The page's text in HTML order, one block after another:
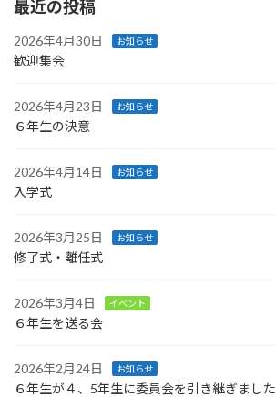
最近の投稿
2026年4月30日 お知らせ
歓迎集会
2026年4月23日 お知らせ
６年生の決意
2026年4月14日 お知らせ
入学式
2026年3月25日 お知らせ
修了式・離任式
2026年3月4日 イベント
６年生を送る会
2026年2月24日 お知らせ
６年生が４、5年生に委員会を引き継ぎました